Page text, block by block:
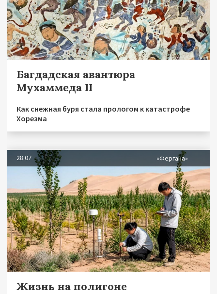
Багдадская авантюра
Мухаммеда II
Как снежная буря стала прологом к катастрофе
Хорезма
28.07 «Фергана»
Жизнь на полигоне